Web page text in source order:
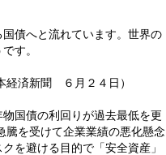
債へと流れています。世界の
す。
経済新聞 ６月２４日）
国債の利回りが過去最低を更
騰を受けて企業業績の悪化懸念
を避ける目的で「安全資産」